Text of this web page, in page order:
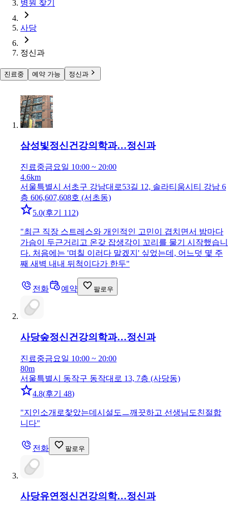
병원 찾기
사당
정신과
진료중 예약 가능 정신과
삼성빛정신건강의학과…정신과
진료중금요일 10:00 ~ 20:00
4.6km
서울특별시 서초구 강남대로53길 12, 솔라티움시티 강남 6
층 606,607,608호 (서초동)
5.0(후기 112)
"최근 직장 스트레스와 개인적인 고민이 겹치면서 밤마다
가슴이 두근거리고 온갖 잡생각이 꼬리를 물기 시작했습니
다. 처음에는 '며칠 이러다 말겠지' 싶었는데, 어느덧 몇 주
째 새벽 내내 뒤척이다가 한두"
전화 예약 팔로우
사당숲정신건강의학과…정신과
진료중금요일 10:00 ~ 20:00
80m
서울특별시 동작구 동작대로 13, 7층 (사당동)
4.8(후기 48)
"지인소개로찿았는데시설도ㅡ깨끗하고 선생님도친절합
니다"
전화 팔로우
사당유연정신건강의학…정신과